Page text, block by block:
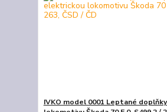
IVKO model 0001 Leptané